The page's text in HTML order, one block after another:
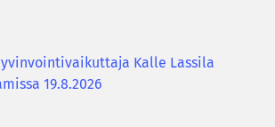
Kalle Lassila
19.8.2026